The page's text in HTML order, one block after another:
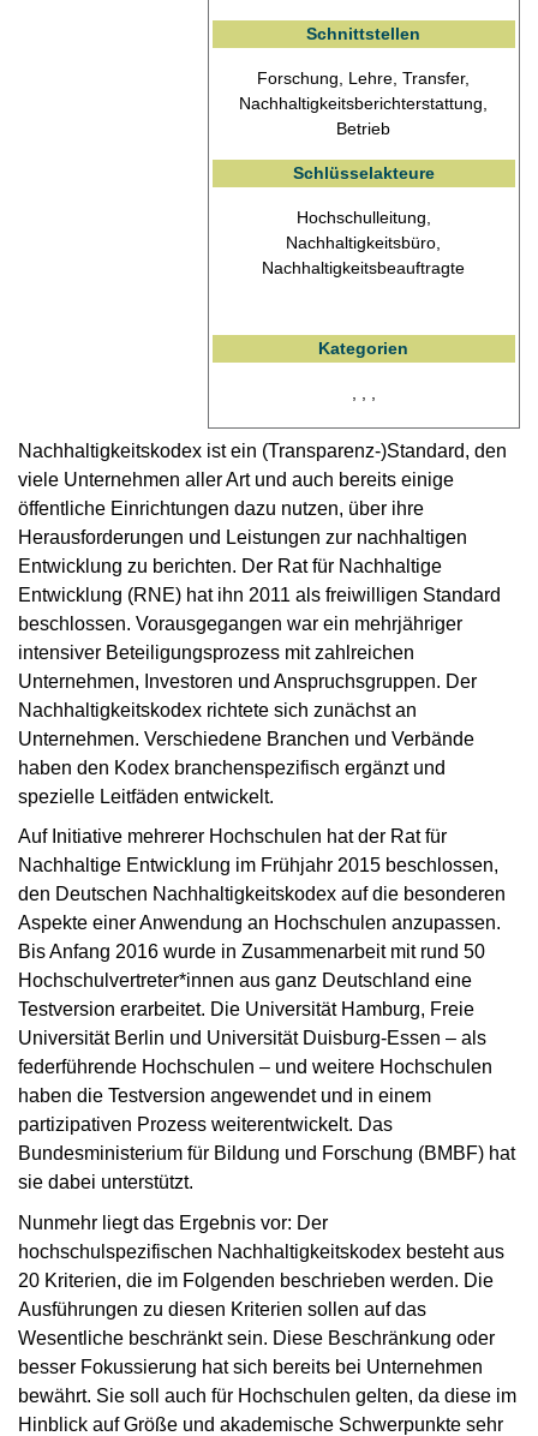
Schnittstellen
Forschung, Lehre, Transfer,
Nachhaltigkeitsberichterstattung,
Betrieb
Schlüsselakteure
Hochschulleitung,
Nachhaltigkeitsbüro,
Nachhaltigkeitsbeauftragte
Kategorien
Nachhaltigkeitskodex ist ein (Transparenz-)Standard, den
viele Unternehmen aller Art und auch bereits einige
öffentliche Einrichtungen dazu nutzen, über ihre
Herausforderungen und Leistungen zur nachhaltigen
Entwicklung zu berichten. Der Rat für Nachhaltige
Entwicklung (RNE) hat ihn 2011 als freiwilligen Standard
beschlossen. Vorausgegangen war ein mehrjähriger
intensiver Beteiligungsprozess mit zahlreichen
Unternehmen, Investoren und Anspruchsgruppen. Der
Nachhaltigkeitskodex richtete sich zunächst an
Unternehmen. Verschiedene Branchen und Verbände
haben den Kodex branchenspezifisch ergänzt und
spezielle Leitfäden entwickelt.
Auf Initiative mehrerer Hochschulen hat der Rat für
Nachhaltige Entwicklung im Frühjahr 2015 beschlossen,
den Deutschen Nachhaltigkeitskodex auf die besonderen
Aspekte einer Anwendung an Hochschulen anzupassen.
Bis Anfang 2016 wurde in Zusammenarbeit mit rund 50
Hochschulvertreter*innen aus ganz Deutschland eine
Testversion erarbeitet. Die Universität Hamburg, Freie
Universität Berlin und Universität Duisburg-Essen – als
federführende Hochschulen – und weitere Hochschulen
haben die Testversion angewendet und in einem
partizipativen Prozess weiterentwickelt. Das
Bundesministerium für Bildung und Forschung (BMBF) hat
sie dabei unterstützt.
Nunmehr liegt das Ergebnis vor: Der
hochschulspezifischen Nachhaltigkeitskodex besteht aus
20 Kriterien, die im Folgenden beschrieben werden. Die
Ausführungen zu diesen Kriterien sollen auf das
Wesentliche beschränkt sein. Diese Beschränkung oder
besser Fokussierung hat sich bereits bei Unternehmen
bewährt. Sie soll auch für Hochschulen gelten, da diese im
Hinblick auf Größe und akademische Schwerpunkte sehr